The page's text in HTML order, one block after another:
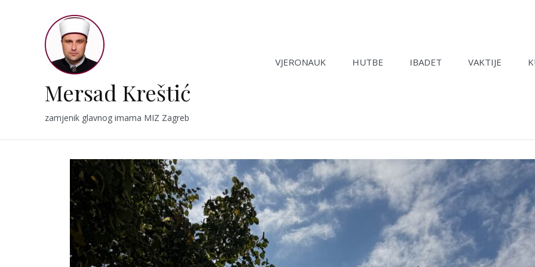
Mersad Kreštić
zamjenik glavnog imama MIZ Zagreb
VJERONAUK HUTBE IBADET VAKTIJE